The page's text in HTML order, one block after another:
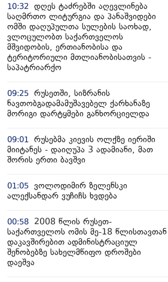
10:32
დღეს ტაძრებში აღევლინება
საღმრთო ლიტურგია და პანაშვიდები
ომში დაღუპულთა სულების საოხად,
ვლოცულობთ საქართველოს
მშვიდობის, ერთიანობისა და
ტერიტორიული მთლიანობისათვის -
საპატრიარქო
09:25 რუსეთში, სიზრანის
ნავთობგადამამუშავებელ ქარხანაზე
მორიგი დარტყმები განხორციელდა
09:01
რუსებმა კიევის ოლქზე იერიში
მიიტანეს - დაიღუპა 3 ადამიანი, მათ
შორის ერთი ბავშვი
01:05 ვოლოდიმირ ზელენსკი
ალექსანდარ ვუჩიჩს ხვდება
00:58
2008 წლის რუსეთ-
საქართველოს ომის მე-18 წლისთავთან
დაკავშირებით ადმინისტრაციულ
შენობებზე სახელმწიფო დროშები
დაეშვა